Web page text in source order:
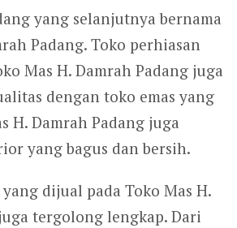
yang selanjutnya bernama
Padang. Toko perhiasan
Mas H. Damrah Padang juga
dengan toko emas yang
H. Damrah Padang juga
yang bagus dan bersih.
dijual pada Toko Mas H.
tergolong lengkap. Dari